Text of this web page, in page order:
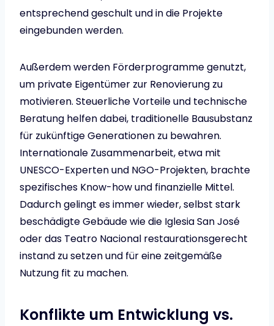
entsprechend geschult und in die Projekte
eingebunden werden.
Außerdem werden Förderprogramme genutzt,
um private Eigentümer zur Renovierung zu
motivieren. Steuerliche Vorteile und technische
Beratung helfen dabei, traditionelle Bausubstanz
für zukünftige Generationen zu bewahren.
Internationale Zusammenarbeit, etwa mit
UNESCO-Experten und NGO-Projekten, brachte
spezifisches Know-how und finanzielle Mittel.
Dadurch gelingt es immer wieder, selbst stark
beschädigte Gebäude wie die Iglesia San José
oder das Teatro Nacional restaurationsgerecht
instand zu setzen und für eine zeitgemäße
Nutzung fit zu machen.
Konflikte um Entwicklung vs.